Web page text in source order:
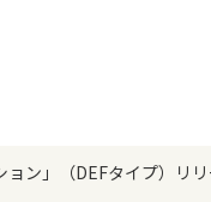
ン」（DEFタイプ）リ